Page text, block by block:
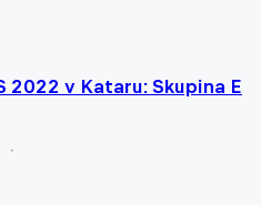
v Kataru: Skupina E